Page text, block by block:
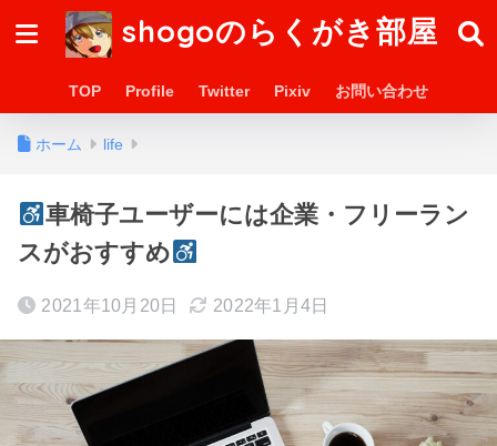
shogoのらくがき部屋
TOP Profile Twitter Pixiv お問い合わせ
ホーム life
車椅子ユーザーには企業・フリーラン
スがおすすめ
2021年10月20日 2022年1月4日